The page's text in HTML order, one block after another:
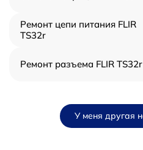
Ремонт цепи питания FLIR
TS32r
Ремонт разъема FLIR TS32r
У меня другая